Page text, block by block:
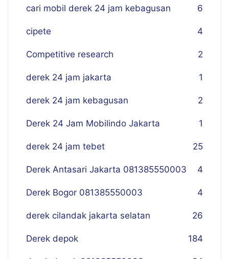
cari mobil derek 24 jam kebagusan 6
cipete 4
Competitive research 2
derek 24 jam jakarta 1
derek 24 jam kebagusan 2
Derek 24 Jam Mobilindo Jakarta 1
derek 24 jam tebet 25
Derek Antasari Jakarta 081385550003 4
Derek Bogor 081385550003 4
derek cilandak jakarta selatan 26
Derek depok 184